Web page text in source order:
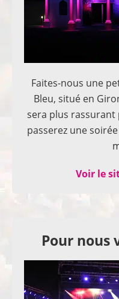
Faites-nous une
Bleu, situé en
sera plus
passerez une
Voir le
Pour nous